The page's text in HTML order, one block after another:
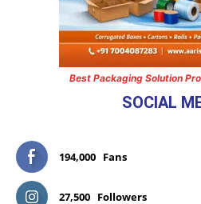
Best Packaging Solution
SOCIAL
194,000 Fans
27,500 Followers